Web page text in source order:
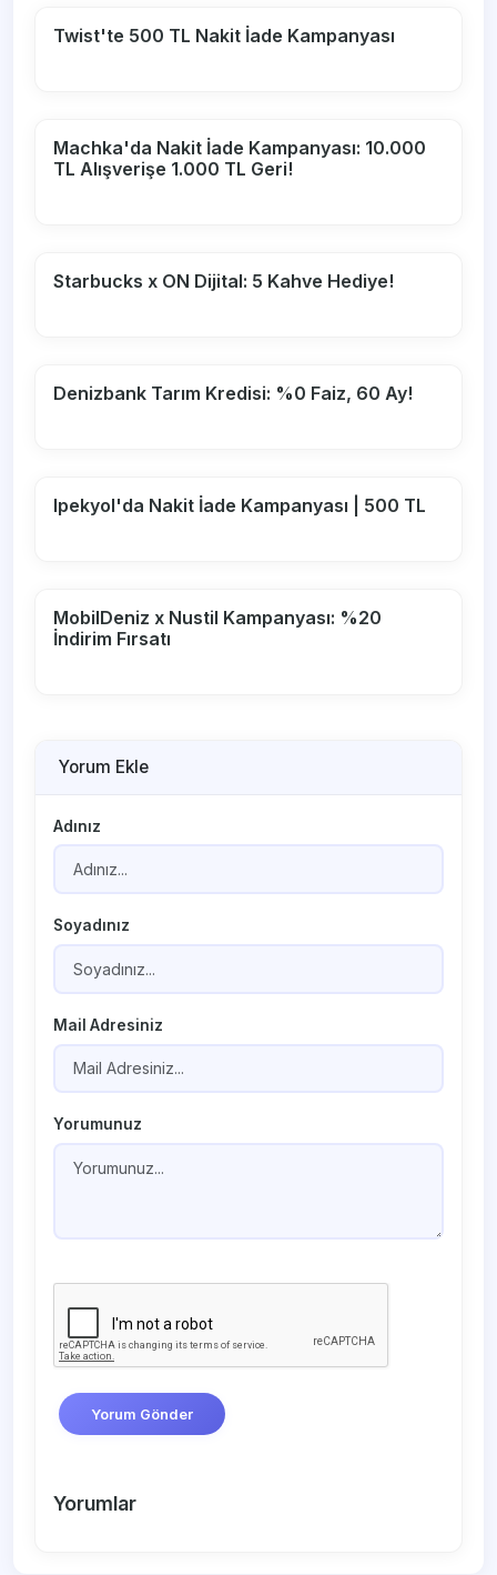
Twist'te 500 TL Nakit İade Kampanyası
Machka'da Nakit İade Kampanyası: 10.000
TL Alışverişe 1.000 TL Geri!
Starbucks x ON Dijital: 5 Kahve Hediye!
Denizbank Tarım Kredisi: %0 Faiz, 60 Ay!
Ipekyol'da Nakit İade Kampanyası | 500 TL
MobilDeniz x Nustil Kampanyası: %20
İndirim Fırsatı
Yorum Ekle
Adınız
Soyadınız
Mail Adresiniz
Yorumunuz
Yorum Gönder
Yorumlar